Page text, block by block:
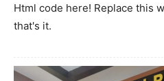
Html code here! Replace this
that's it.